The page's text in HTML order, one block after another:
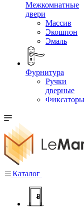
Межкомнатные
двери
Массив
Экошпон
Эмаль
Фурнитура
Ручки
дверные
Фиксаторы
Каталог